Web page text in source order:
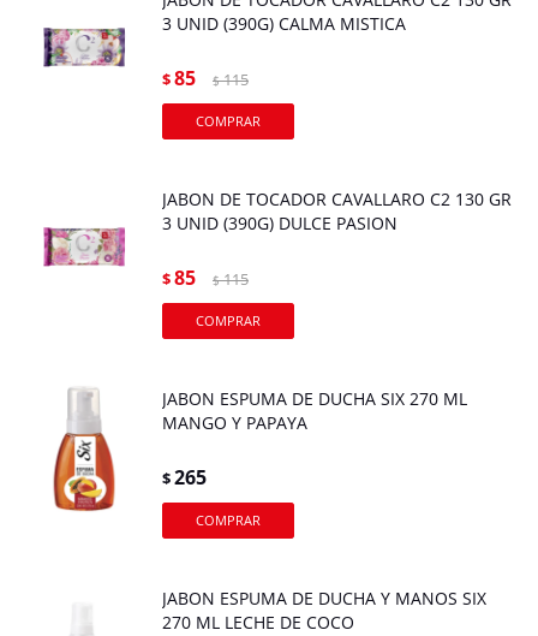
3 UNID (390G) CALMA MISTICA
$85 $ 115
JABON DE TOCADOR CAVALLARO C2 130 GR
3 UNID (390G) DULCE PASION
$85 $ 115
JABON ESPUMA DE DUCHA SIX 270 ML
MANGO Y PAPAYA
$265
JABON ESPUMA DE DUCHA Y MANOS SIX
270 ML LECHE DE COCO